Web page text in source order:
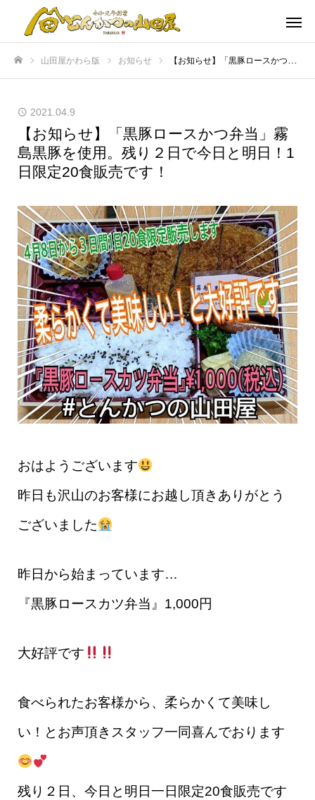
山田屋かわら版 お知らせ 【お知らせ】「黒豚ロースかつ弁当」霧島黒豚を使用。残り２日で今日と明日！1日限定20食販売です！
2021.04.9
【お知らせ】「黒豚ロースかつ弁当」霧
島黒豚を使用。残り２日で今日と明日！1
日限定20食販売です！
おはようございます
昨日も沢山のお客様にお越し頂きありがとう
ございました
昨日から始まっています…
『黒豚ロースカツ弁当』1,000円
大好評です
食べられたお客様から、柔らかくて美味し
い！とお声頂きスタッフ一同喜んでおります
残り２日、今日と明日一日限定20食販売です